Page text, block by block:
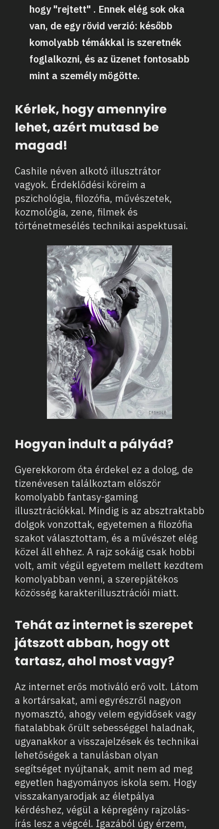
hogy "rejtett" . Ennek elég sok oka
van, de egy rövid verzió: később
komolyabb témákkal is szeretnék
foglalkozni, és az üzenet fontosabb
mint a személy mögötte.
Kérlek, hogy amennyire
lehet, azért mutasd be
magad!
Cashile néven alkotó illusztrátor
vagyok. Érdeklődési köreim a
pszichológia, filozófia, művészetek,
kozmológia, zene, filmek és
történetmesélés technikai aspektusai.
Hogyan indult a pályád?
Gyerekkorom óta érdekel ez a dolog, de
tizenévesen találkoztam először
komolyabb fantasy-gaming
illusztrációkkal. Mindig is az absztraktabb
dolgok vonzottak, egyetemen a filozófia
szakot választottam, és a művészet elég
közel áll ehhez. A rajz sokáig csak hobbi
volt, amit végül egyetem mellett kezdtem
komolyabban venni, a szerepjátékos
közösség karakterillusztrációi miatt.
Tehát az internet is szerepet
játszott abban, hogy ott
tartasz, ahol most vagy?
Az internet erős motiváló erő volt. Látom
a kortársakat, ami egyrészről nagyon
nyomasztó, ahogy velem egyidősek vagy
fiatalabbak őrült sebességgel haladnak,
ugyanakkor a visszajelzések és technikai
lehetőségek a tanulásban olyan
segítséget nyújtanak, amit nem ad meg
egyetlen hagyományos iskola sem. Hogy
visszakanyarodjak az életpálya
kérdéshez, végül a képregény rajzolás-
írás lesz a végcél. Igazából úgy érzem,